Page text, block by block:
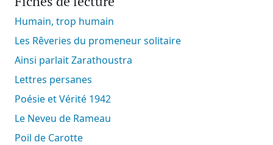
Humain, trop humain
Les Rêveries du promeneur solitaire
Ainsi parlait Zarathoustra
Lettres persanes
Poésie et Vérité 1942
Le Neveu de Rameau
Poil de Carotte